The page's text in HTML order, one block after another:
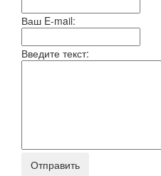
Ваш E-mail:
Введите текст: